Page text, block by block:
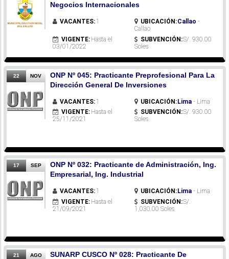
Negocios Internacionales
VACANTES: 1 UBICACIÓN:Callao -
Callao
VIGENTE: Hasta el
03/01/2022
SUBVENCIÓN:S/. 930.00
Soles
22 NOV
ONP Nº 045: Practicante Preprofesional Para La
Dirección General De Inversiones
VACANTES: 1 UBICACIÓN:Lima - Lima
VIGENTE: Hasta el
25/11/2021
SUBVENCIÓN:S/. 930.00
Soles
17 SEP
ONP Nº 032: Practicante de Administración, Ing.
Empresarial, Ing. Industrial
VACANTES: 1 UBICACIÓN: Lima - Lima
VIGENTE: Hasta el
21/09/2021
SUBVENCIÓN:S/.
1,030.00 Soles
21 AGO
SUNARP CUSCO Nº 028: Practicante De